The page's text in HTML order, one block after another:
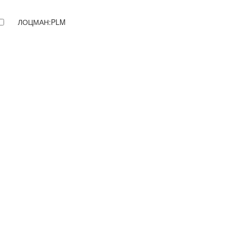
ЛОЦМАН:PLM